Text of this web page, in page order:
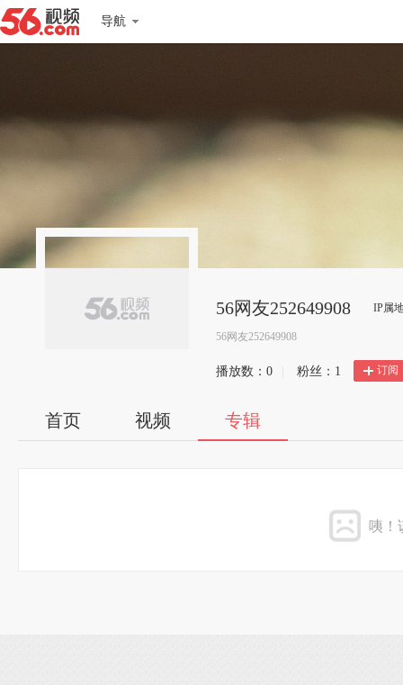
导航
56网友252649908 IP属
56网友252649908
播放数： 0 粉丝： 1 订阅
首页 视频 专辑
咦！